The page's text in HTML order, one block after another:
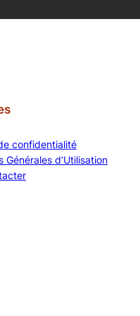
confidentialité
Générales d’Utilisation